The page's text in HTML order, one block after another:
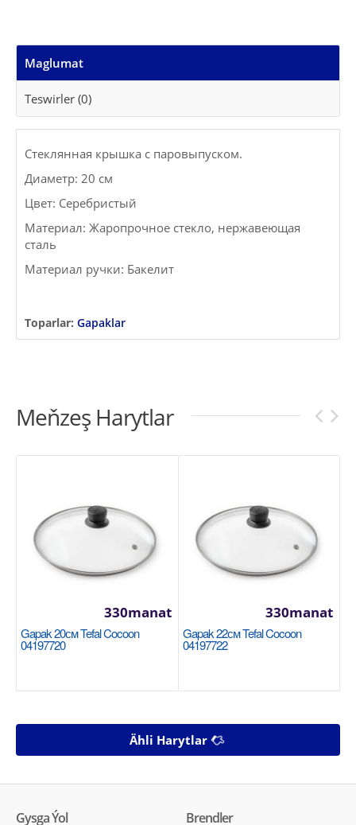
Maglumat
Teswirler (0)
Стеклянная крышка с паровыпуском.
Диаметр: 20 см
Цвет: Серебристый
Материал: Жаропрочное стекло, нержавеющая
сталь
Материал ручки: Бакелит
Toparlar: Gapaklar
Meňzeş Harytlar
Gapak 20см Tefal Cocoon
04197720
330manat
Gapak 22см Tefal Cocoon
04197722
330manat
Ähli Harytlar
Gysga Ýol Brendler